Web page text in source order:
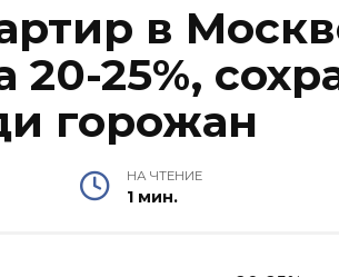
в
20-25%,
горожан
НА ЧТЕНИЕ
1 мин.